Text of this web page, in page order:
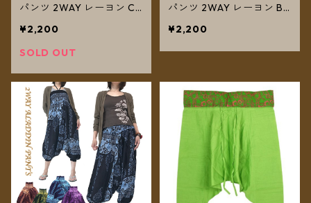
パンツ 2WAY レーヨン C
【メール便送料無料】
¥2,200
SOLD OUT
パンツ 2WAY レーヨン B
【メール便送料無料】
¥2,200